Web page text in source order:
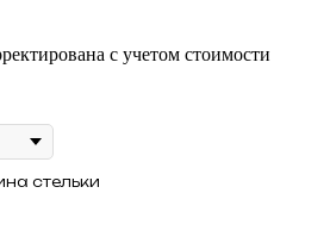
с учетом стоимости
стельки